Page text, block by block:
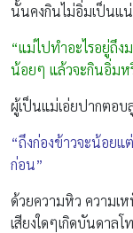
นั้นคงกินไม่อิ่มเป็นแ
“แม่ไปทำอะไรอยู่ถึง
น้อยๆ แล้วจะกินอิ่มห
ผู้เป็นแม่เอ่ยปากตอบ
“ถึงก่องข้าวจะน้อย
ก่อน”
ด้วยความหิว ความเ
เสียงใดๆเกิดบันดาล